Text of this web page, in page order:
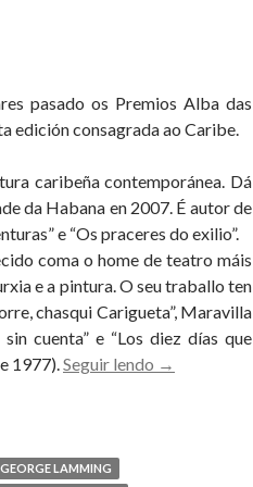
pasado os Premios Alba das
edición consagrada ao Caribe.
caribeña contemporánea. Dá
da Habana en 2007. É autor de
e “Os praceres do exilio”.
coma o home de teatro máis
e a pintura. O seu traballo ten
chasqui Carigueta”, Maravilla
cuenta” e “Los diez días que
1977).Seguir lendo George
→
GEORGE LAMMING